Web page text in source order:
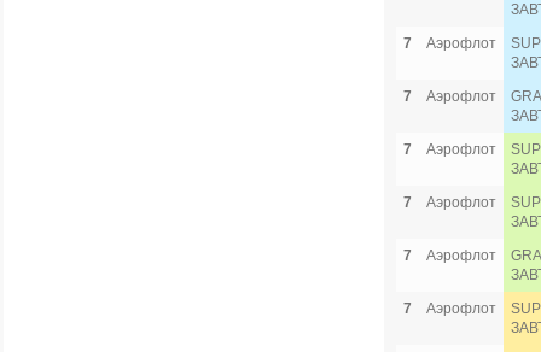
7
Аэрофлот
7
Аэрофлот
7
Аэрофлот
7
Аэрофлот
7
Аэрофлот
7
Аэрофлот